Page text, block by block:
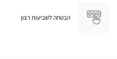
הבטחה לשביעות רצון